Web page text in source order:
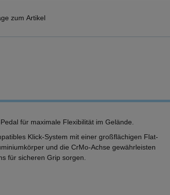
zum Artikel
für maximale Flexibilität im Gelände.
Klick-System mit einer großflächigen Flat-
und die CrMo-Achse gewährleisten
für sicheren Grip sorgen.